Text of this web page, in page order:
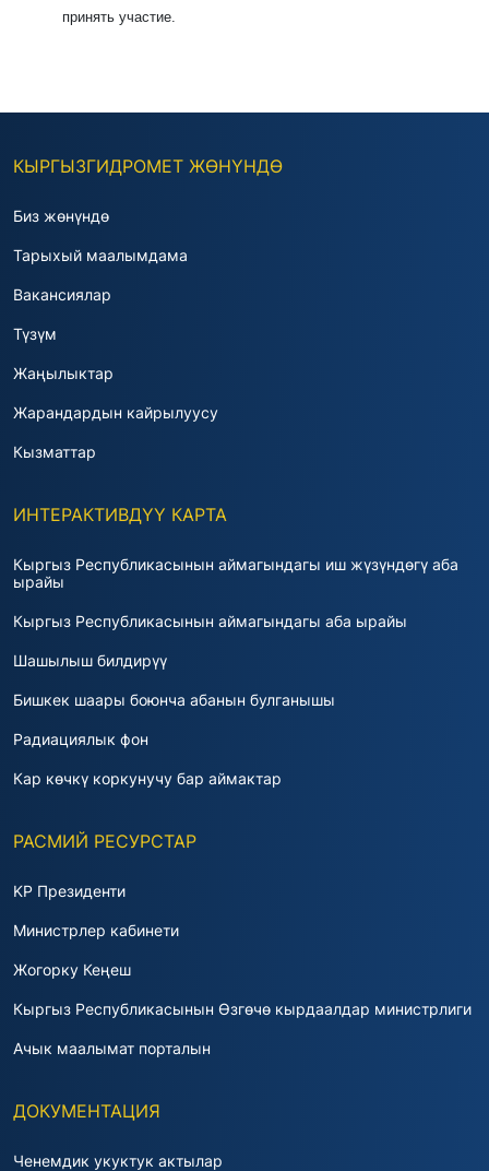
принять участие.
КЫРГЫЗГИДРОМЕТ ЖӨНҮНДӨ
Биз жөнүндө
Тарыхый маалымдама
Вакансиялар
Түзүм
Жаңылыктар
Жарандардын кайрылуусу
Кызматтар
ИНТЕРАКТИВДҮҮ КАРТА
Кыргыз Республикасынын аймагындагы иш жүзүндөгү аба
ырайы
Кыргыз Республикасынын аймагындагы аба ырайы
Шашылыш билдирүү
Бишкек шаары боюнча абанын булганышы
Радиациялык фон
Кар көчкү коркунучу бар аймактар
РАСМИЙ РЕСУРСТАР
KP Президенти
Министрлер кабинети
Жогорку Кеңеш
Кыргыз Республикасынын Өзгөчө кырдаалдар министрлиги
Ачык маалымат порталын
ДОКУМЕНТАЦИЯ
Ченемдик укуктук актылар